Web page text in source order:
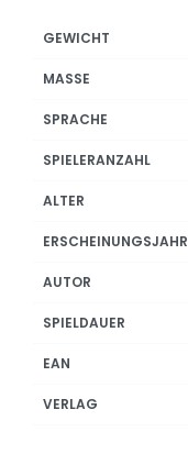
GEWICHT
MASSE
SPRACHE
SPIELERANZAHL
ALTER
ERSCHEINUNGSJAHR
AUTOR
SPIELDAUER
EAN
VERLAG